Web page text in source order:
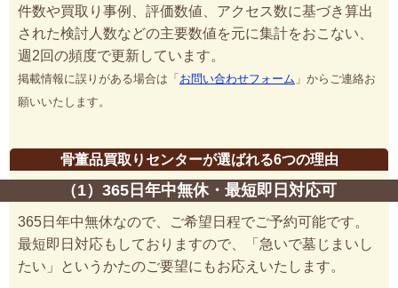
件数や買取り事例、評価数値、アクセス数に基づき算出
された検討人数などの主要数値を元に集計をおこない、
週2回の頻度で更新しています。
掲載情報に誤りがある場合は「 お問い合わせフォーム 」からご連絡お
願いいたします。
骨董品買取りセンターが選ばれる6つの理由
（1）365日年中無休・最短即日対応可
365日年中無休なので、ご希望日程でご予約可能です。
最短即日対応もしておりますので、「急いで墓じまいし
たい」というかたのご要望にもお応えいたします。